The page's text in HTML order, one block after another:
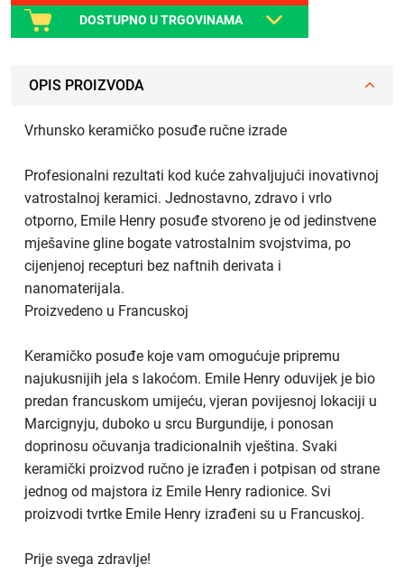
DOSTUPNO U TRGOVINAMA
OPIS PROIZVODA
Vrhunsko keramičko posuđe ručne izrade
Profesionalni rezultati kod kuće zahvaljujući inovativnoj
vatrostalnoj keramici. Jednostavno, zdravo i vrlo
otporno, Emile Henry posuđe stvoreno je od jedinstvene
mješavine gline bogate vatrostalnim svojstvima, po
cijenjenoj recepturi bez naftnih derivata i
nanomaterijala.
Proizvedeno u Francuskoj
Keramičko posuđe koje vam omogućuje pripremu
najukusnijih jela s lakoćom. Emile Henry oduvijek je bio
predan francuskom umijeću, vjeran povijesnoj lokaciji u
Marcignyju, duboko u srcu Burgundije, i ponosan
doprinosu očuvanja tradicionalnih vještina. Svaki
keramički proizvod ručno je izrađen i potpisan od strane
jednog od majstora iz Emile Henry radionice. Svi
proizvodi tvrtke Emile Henry izrađeni su u Francuskoj.
Prije svega zdravlje!